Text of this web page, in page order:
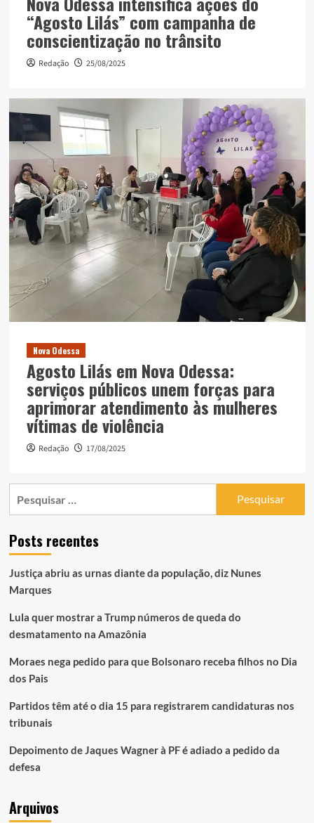
“Agosto Lilás” com campanha de
conscientização no trânsito
Redação 25/08/2025
Nova Odessa
Agosto Lilás em Nova Odessa:
serviços públicos unem forças para
aprimorar atendimento às mulheres
vítimas de violência
Redação 17/08/2025
Posts recentes
Justiça abriu as urnas diante da população, diz Nunes
Marques
Lula quer mostrar a Trump números de queda do
desmatamento na Amazônia
Moraes nega pedido para que Bolsonaro receba filhos no Dia
dos Pais
Partidos têm até o dia 15 para registrarem candidaturas nos
tribunais
Depoimento de Jaques Wagner à PF é adiado a pedido da
defesa
Arquivos